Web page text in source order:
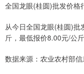
全国龙眼(桂圆)批发价格
从今日全国龙眼(桂圆)
斤，最低报价8.00元/公
数据来源：农业农村部